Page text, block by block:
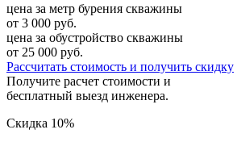
цена за метр бурения скважины
от 3 000 руб.
цена за обустройство скважины
от 25 000 руб.
Рассчитать стоимость и получить скидку
Получите расчет стоимости и
бесплатный выезд инженера.
Скидка 10%